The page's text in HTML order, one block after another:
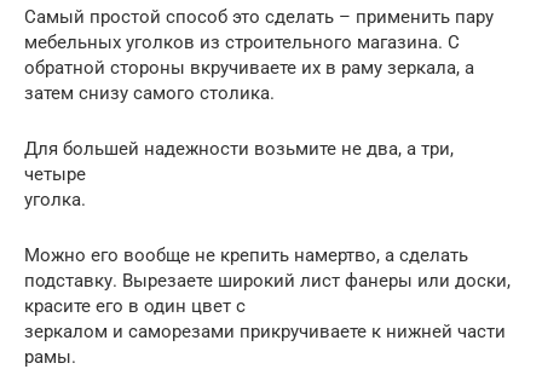
Самый простой способ это сделать – применить пару
мебельных уголков из строительного магазина. С
обратной стороны вкручиваете их в раму зеркала, а
затем снизу самого столика.
Для большей надежности возьмите не два, а три,
четыре
уголка.
Можно его вообще не крепить намертво, а сделать
подставку. Вырезаете широкий лист фанеры или доски,
красите его в один цвет с
зеркалом и саморезами прикручиваете к нижней части
рамы.